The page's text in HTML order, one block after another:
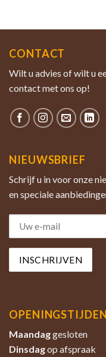
CONTACT
Wilt u advies of wilt u
contact met ons op!
NIEUWSBRIEF
Schrijf u in voor onze
en speciale
Maandaggesloten
Dinsdagop afspraak